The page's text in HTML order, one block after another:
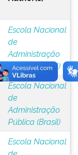
Escola Nacional
de
Administração
Pública (Brasil)
Escola Nacional
de
Administração
Pública (Brasil)
Escola Nacional